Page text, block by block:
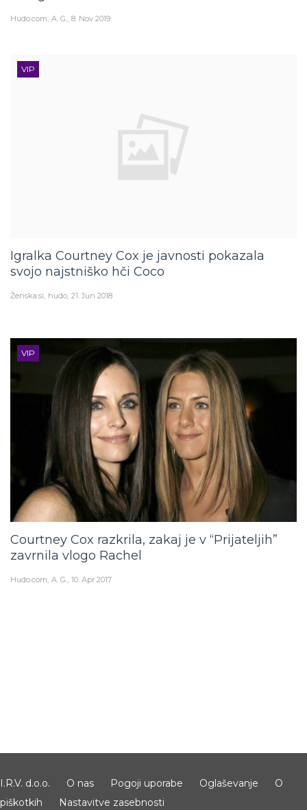
Hudo.com A. G. 8. Nov 2019
VIP
Igralka Courtney Cox je javnosti pokazala
svojo najstniško hči Coco
Ženska.si hudo 21. Jun 2018
VIP
Courtney Cox razkrila, zakaj je v “Prijateljih”
zavrnila vlogo Rachel
Hudo.com A. G. 10. Apr 2017
I.R.V. d.o.o. O nas Pogoji uporabe Oglaševanje
O
piškotkih
Nastavitve zasebnosti